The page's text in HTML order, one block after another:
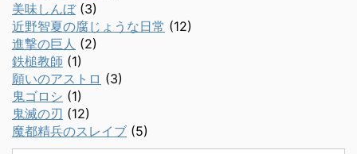
美味しんぼ(3)
近野智夏の腐じょうな日常 (12)
進撃の巨人 (2)
鉄槌教師 (1)
願いのアストロ (3)
鬼ゴロシ (1)
鬼滅の刃 (12)
魔都精兵のスレイブ (5)